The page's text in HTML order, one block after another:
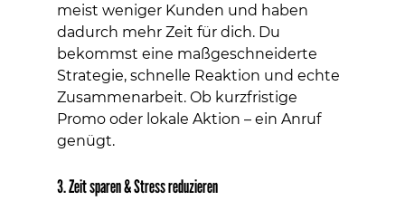
meist weniger Kunden und haben
dadurch mehr Zeit für dich. Du
bekommst eine maßgeschneiderte
Strategie, schnelle Reaktion und echte
Zusammenarbeit. Ob kurzfristige
Promo oder lokale Aktion – ein Anruf
genügt.
3. Zeit sparen & Stress reduzieren